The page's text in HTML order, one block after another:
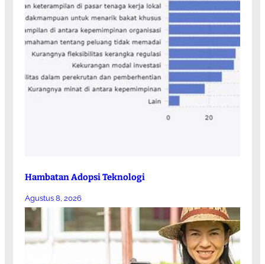
Hambatan Adopsi Teknologi
Agustus 8, 2026